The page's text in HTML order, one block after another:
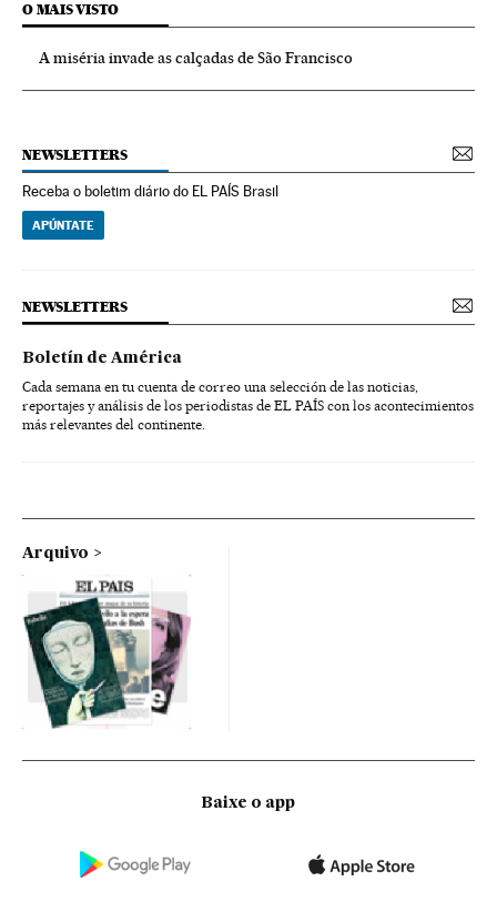
O MAIS VISTO
A miséria invade as calçadas de São Francisco
NEWSLETTERS
Receba o boletim diário do EL PAÍS Brasil
APÚNTATE
NEWSLETTERS
Boletín de América
Cada semana en tu cuenta de correo una selección de las noticias,
reportajes y análisis de los periodistas de EL PAÍS con los acontecimientos
más relevantes del continente.
Arquivo
Baixe o app